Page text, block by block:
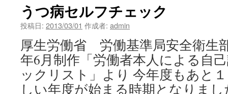
特
徴
は
うつ病セルフチェック
投稿日: 2013/03/01 作成者: admin
厚生労働省 労働基準局安全衛生
年6月制作「労働者本人による自
ックリスト」より 今年度もあと
しい年度が始まる時期となりま